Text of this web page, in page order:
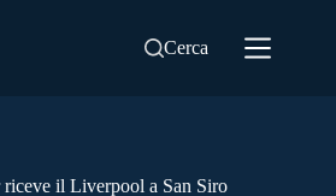
Cerca
riceve il Liverpool a San Siro